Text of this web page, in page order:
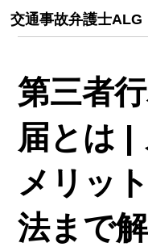
交通事故弁護士ALG
第三者
届とは |
メリッ
法まで